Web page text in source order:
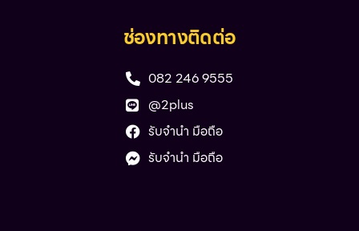
ช่องทางติดต่อ
082 246 9555
@2plus
รับจำนำ มือถือ
รับจำนำ มือถือ